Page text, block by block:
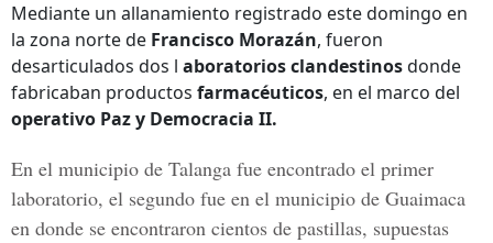
Mediante un allanamiento registrado este domingo en
la zona norte de Francisco Morazán, fueron
desarticulados dos l aboratorios clandestinosdonde
fabricaban productos farmacéuticos, en el marco del
operativo Paz y Democracia II.
En el municipio de Talanga fue encontrado el primer
laboratorio, el segundo fue en el municipio de Guaimaca
en donde se encontraron cientos de pastillas, supuestas